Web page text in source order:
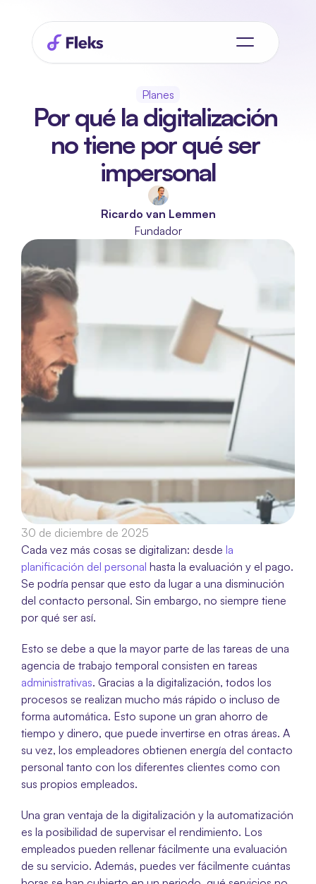
Planes
Por qué la digitalización
no tiene por qué ser
impersonal
Ricardo van Lemmen
Fundador
30 de diciembre de 2025
Cada vez más cosas se digitalizan: desde la
planificación del personal hasta la evaluación y el pago.
Se podría pensar que esto da lugar a una disminución
del contacto personal. Sin embargo, no siempre tiene
por qué ser así.
Esto se debe a que la mayor parte de las tareas de una
administrativas. Gracias a la digitalización, todos los
procesos se realizan mucho más rápido o incluso de
forma automática. Esto supone un gran ahorro de
tiempo y dinero, que puede invertirse en otras áreas. A
su vez, los empleadores obtienen energía del contacto
personal tanto con los diferentes clientes como con
sus propios empleados.
Una gran ventaja de la digitalización y la automatización
es la posibilidad de supervisar el rendimiento. Los
empleados pueden rellenar fácilmente una evaluación
de su servicio. Además, puedes ver fácilmente cuántas